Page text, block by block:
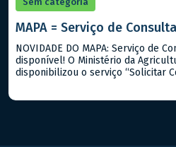
MAPA = Serviço de
NOVIDADE DO MAPA: Serviço de
disponível! O Ministério da
disponibilizou o serviço “Solicitar